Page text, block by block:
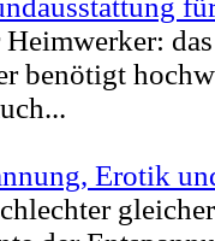
benötigt
Erotik